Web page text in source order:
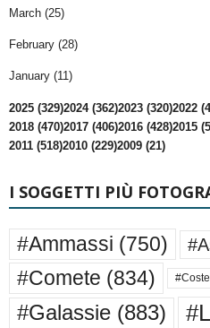
March (25)
February (28)
January (11)
2025 (329)2024 (362)2023 (320)2022
2018 (470)2017 (406)2016 (428)2015
2011 (518)2010 (229)2009 (21)
I SOGGETTI PIÙ
#Ammassi (750)
#Comete (834)
#Galassie (883)